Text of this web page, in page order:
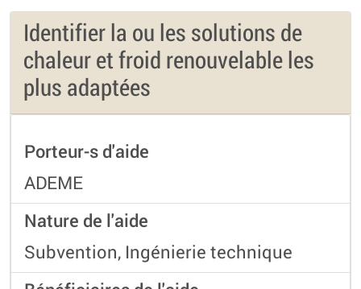
Identifier la ou les solutions de
chaleur et froid renouvelable les
plus adaptées
Porteur-s d'aide
ADEME
Nature de l'aide
Subvention, Ingénierie technique